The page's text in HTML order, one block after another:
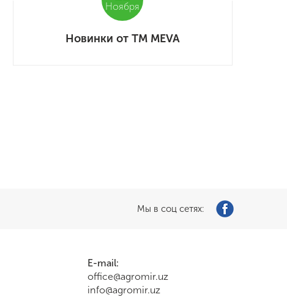
Ноября
Новинки от ТМ MEVA
Мы в соц сетях:
E-mail:
office@agromir.uz
info@agromir.uz